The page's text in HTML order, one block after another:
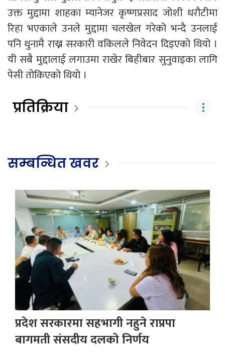
उक्त मुद्दामा शाहका म्यानेजर कृष्णप्रसाद जोशी धरौटीमा
रिहा भएकाले उनले मुद्दामा चलखेल गरेको भन्दै उनलाई
पनि थुनामै राख्न सरकारी वकिलले निवेदन दिइएको थियो ।
यी सबै मुद्दालाई लगाउमा राखेर बिहीबार सुनुवाइका लागि
पेसी तोकिएको थियो ।
प्रतिक्रिया
सम्बन्धित खवर
प्रदेश सरकारमा सहभागी नहुने राप्रपा
बागमती संसदीय दलको निर्णय